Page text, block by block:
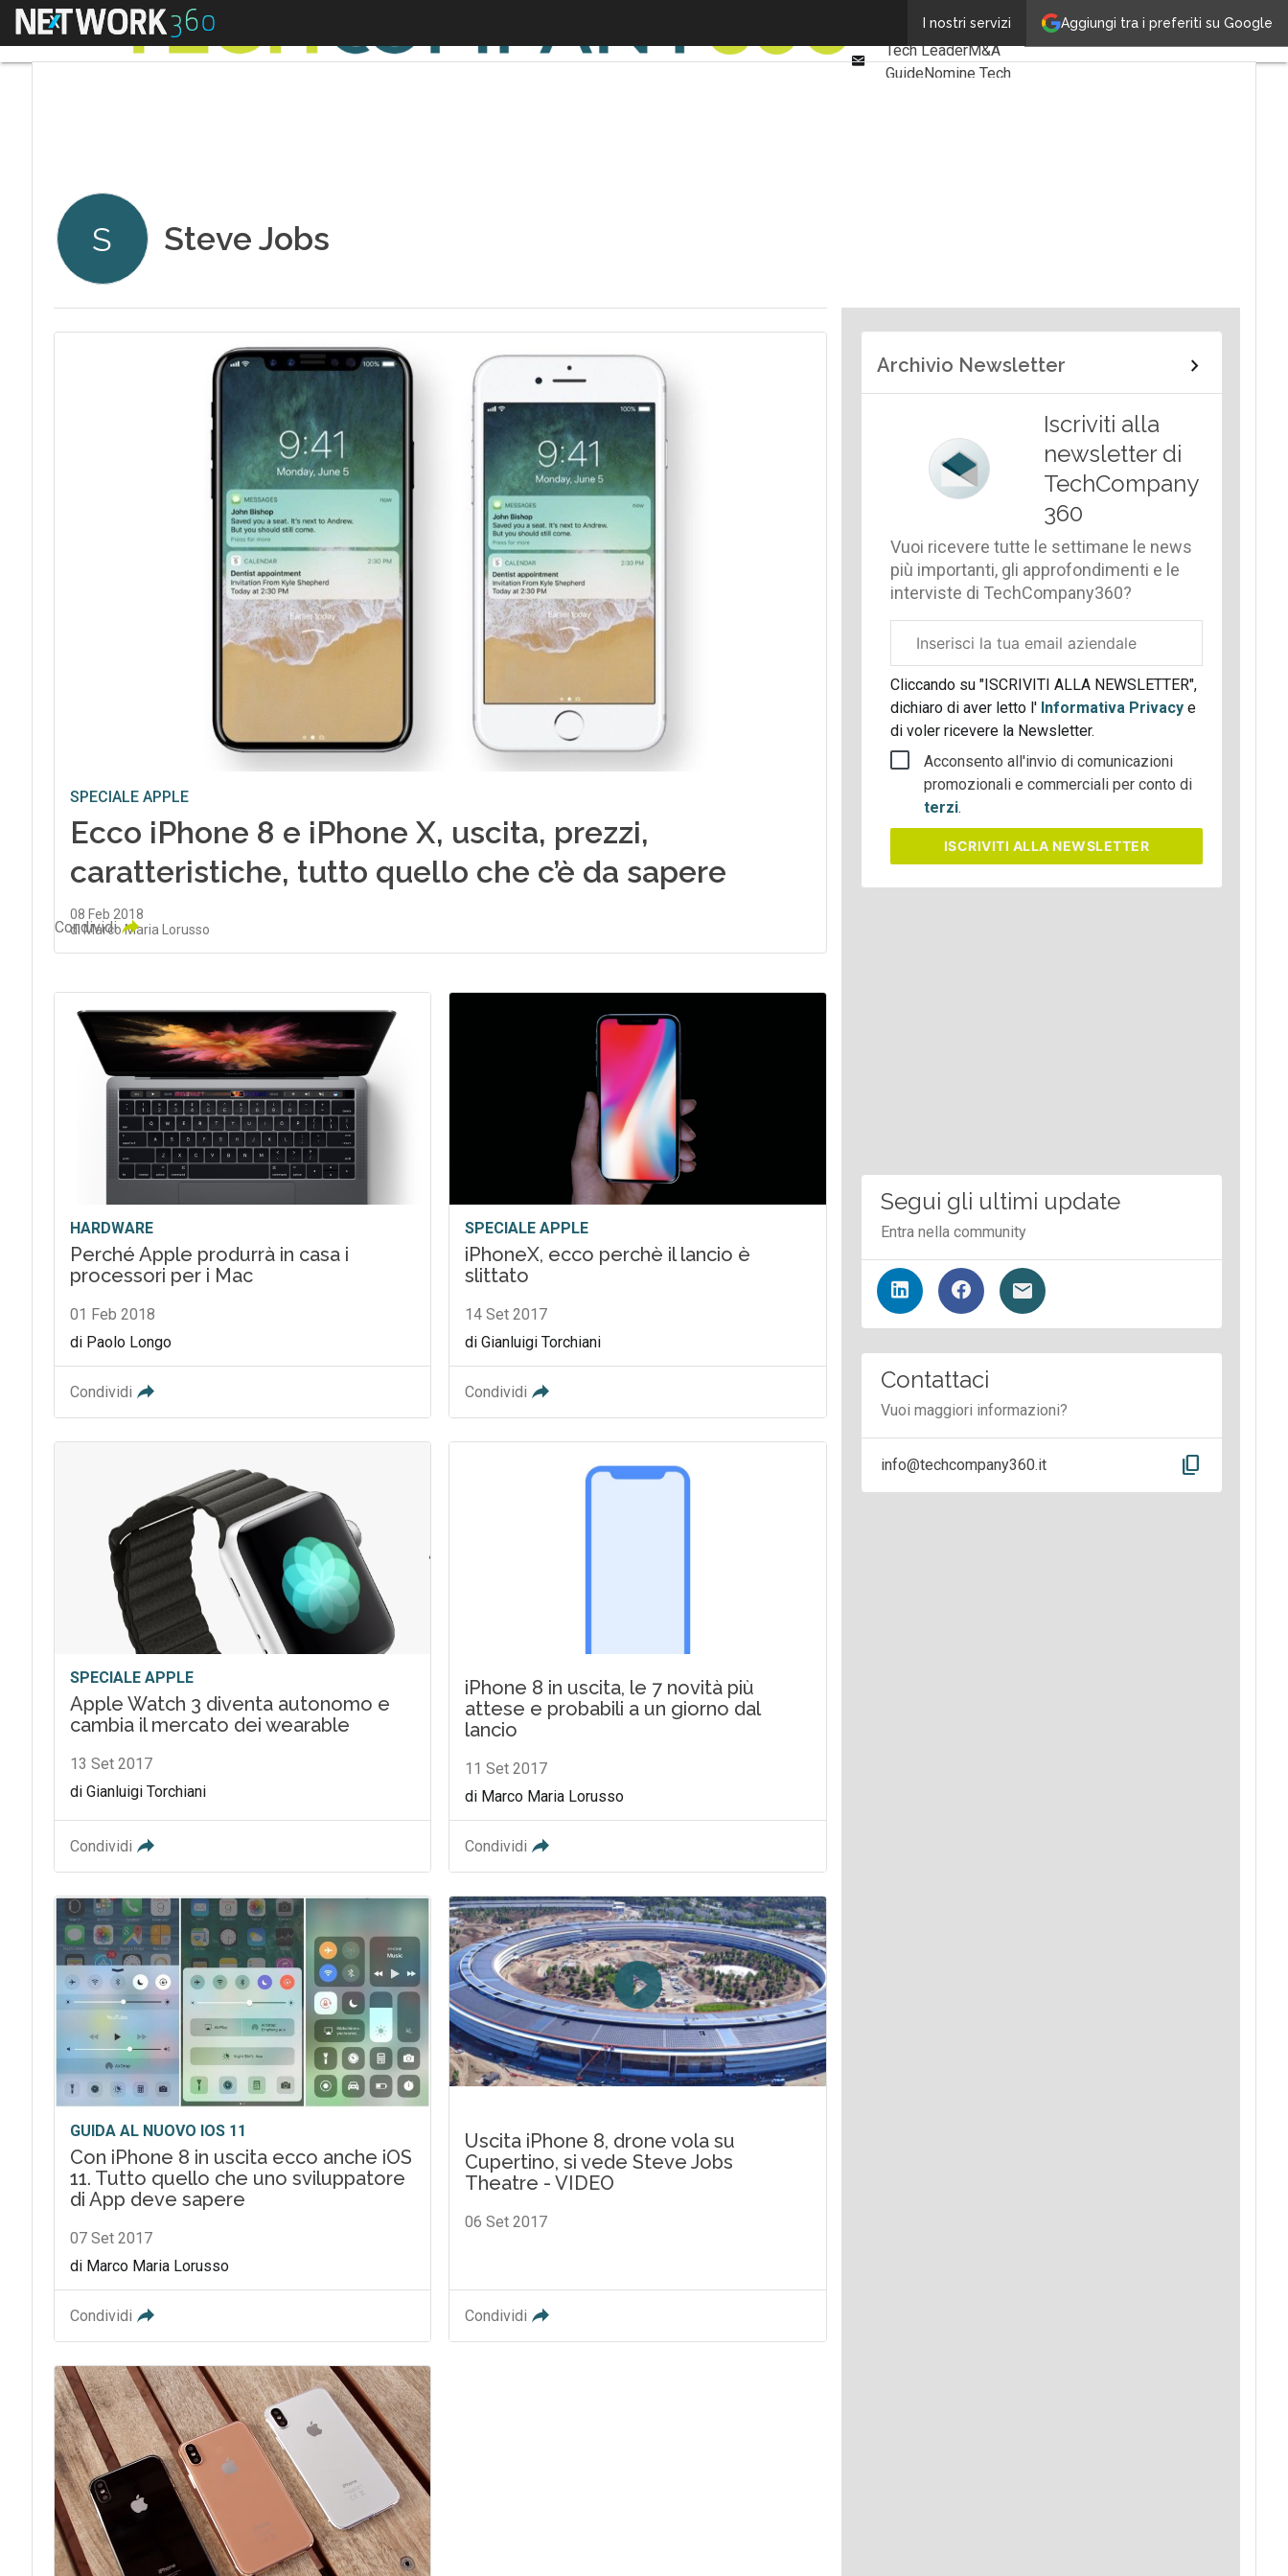
Aggiungi tra i preferiti su Google
I nostri servizi
Menu
Email
Ultimi articoli
Tech LeaderM&A
GuideNomine Tech
S Steve Jobs
SPECIALE APPLE
Ecco iPhone 8 e iPhone X, uscita, prezzi,
caratteristiche, tutto quello che c’è da sapere
08 Feb 2018
di Marco Maria Lorusso
Condividi
HARDWARE
Perché Apple produrrà in casa i
processori per i Mac
01 Feb 2018
di Paolo Longo
Condividi
SPECIALE APPLE
iPhoneX, ecco perchè il lancio è
slittato
14 Set 2017
di Gianluigi Torchiani
Condividi
SPECIALE APPLE
Apple Watch 3 diventa autonomo e
cambia il mercato dei wearable
13 Set 2017
di Gianluigi Torchiani
Condividi
iPhone 8 in uscita, le 7 novità più
attese e probabili a un giorno dal
lancio
11 Set 2017
di Marco Maria Lorusso
Condividi
GUIDA AL NUOVO IOS 11
Con iPhone 8 in uscita ecco anche iOS
11. Tutto quello che uno sviluppatore
di App deve sapere
07 Set 2017
di Marco Maria Lorusso
Condividi
Uscita iPhone 8, drone vola su
Cupertino, si vede Steve Jobs
Theatre - VIDEO
06 Set 2017
Condividi
Archivio Newsletter
Iscriviti alla
newsletter di
TechCompany
360
Vuoi ricevere tutte le settimane le news
più importanti, gli approfondimenti e le
interviste di TechCompany360?
aziendale
Cliccando su "ISCRIVITI ALLA NEWSLETTER",
dichiaro di aver letto l'Informativa Privacy e
di voler ricevere la Newsletter.
Acconsento all'invio di comunicazioni
promozionali e commerciali per conto di
terzi.
ISCRIVITI ALLA NEWSLETTER
Segui gli ultimi update
Entra nella community
Contattaci
Vuoi maggiori informazioni?
info@techcompany360.it content_copy